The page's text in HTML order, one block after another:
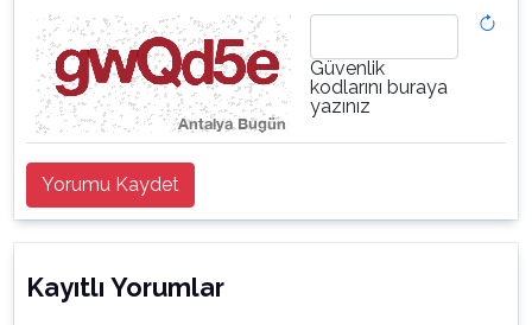
Güvenlik
kodlarını buraya
yazınız
Yorumu Kaydet
Kayıtlı Yorumlar